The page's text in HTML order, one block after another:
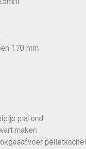
170 mm
plafond
maken
pelletkachel